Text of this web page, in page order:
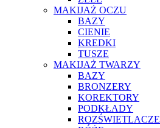
MAKIJAŻ OCZU
BAZY
CIENIE
KREDKI
TUSZE
MAKIJAŻ TWARZY
BAZY
BRONZERY
KOREKTORY
PODKŁADY
ROZŚWIETLACZE